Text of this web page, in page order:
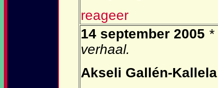
reageer
14 september 2005 *
verhaal.
Akseli Gallén-Kallela